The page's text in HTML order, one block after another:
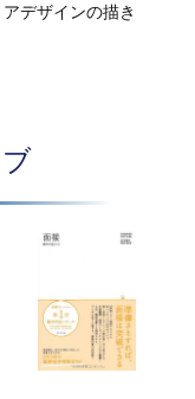
デザインの描き